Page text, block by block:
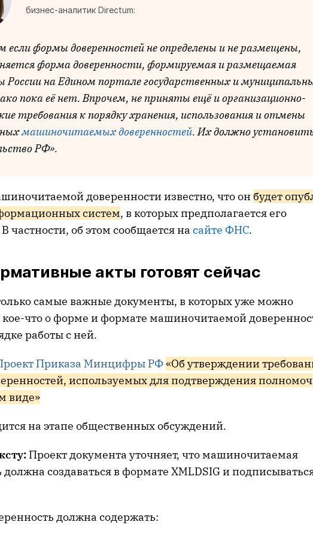
бизнес-аналитик Directum:
если формы доверенностей не определены и не размещены,
форма доверенности, формируемая и размещаемая
на Едином портале государственных и
пока её нет. Впрочем, не приняты ещё и организационно-
требования к порядку хранения, использования и отмены
машиночитаемых доверенностей. Их должно
РФ».
доверенности известно, что он будет
систем, в которых предполагается его
частности, об этом сообщается на сайте ФНС.
акты готовят сейчас
самые важные документы, в которых уже можно
кое-что о форме и формате машиночитаемой
работы с ней.
Приказа Минцифры РФ «Об утверждении
используемых для подтверждения
виде»
на этапе общественных обсуждений.
Проект документа уточняет, что машиночитаемая
должна создаваться в формате XMLDSIG и
должна содержать: